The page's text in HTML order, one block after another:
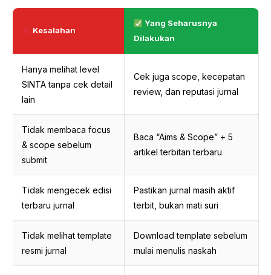
Kesalahan
Yang Seharusnya
Dilakukan
Hanya melihat level
SINTA tanpa cek detail
lain
Cek juga scope, kecepatan
review, dan reputasi jurnal
Tidak membaca focus
& scope sebelum
submit
Baca “Aims & Scope” + 5
artikel terbitan terbaru
Tidak mengecek edisi
terbaru jurnal
Pastikan jurnal masih aktif
terbit, bukan mati suri
Tidak melihat template
resmi jurnal
Download template sebelum
mulai menulis naskah